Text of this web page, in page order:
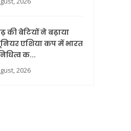
की बेटियों ने बढ़ाया
एशिया कप में भारत
क...
2026